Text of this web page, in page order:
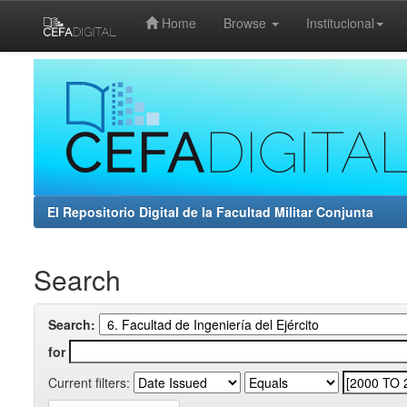
Home Browse Institucional
El Repositorio Digital de la Facultad Militar Conjunta
Search
Search:
for
Current filters: